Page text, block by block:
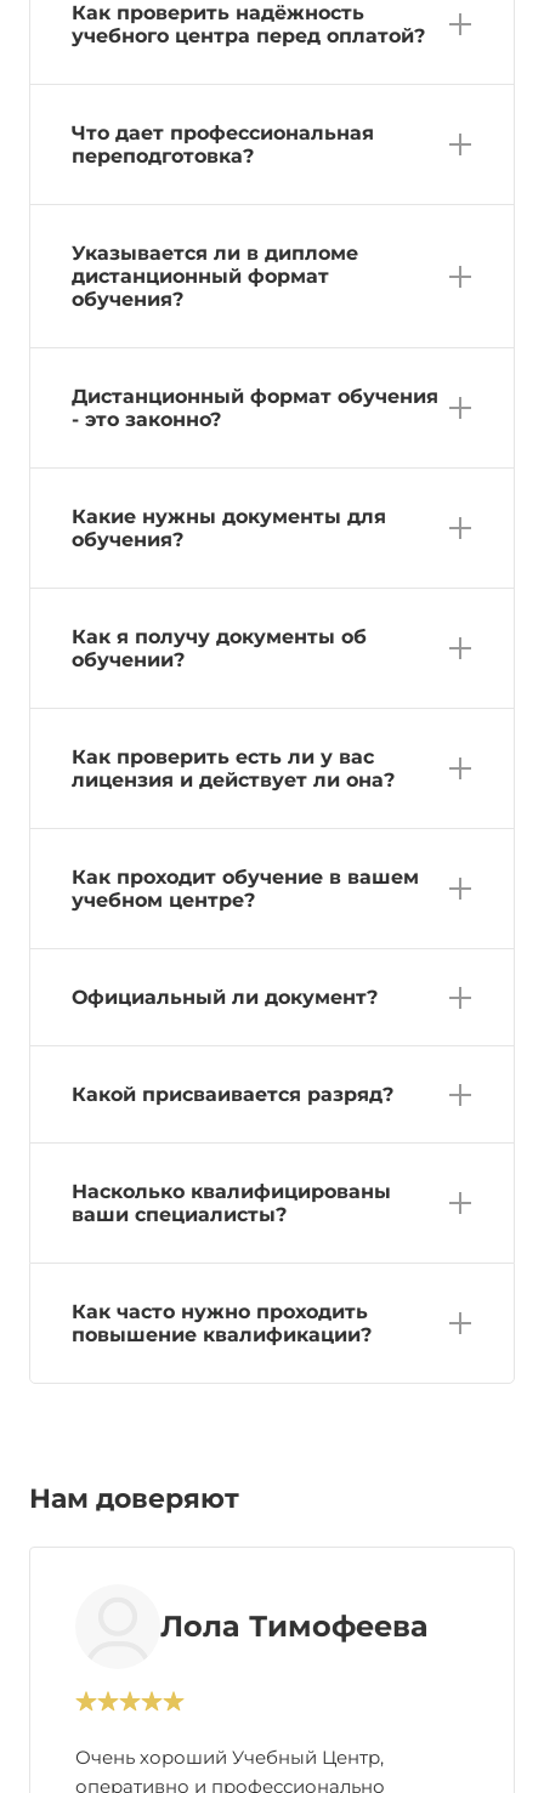
Как проверить надёжность
учебного центра перед оплатой?
Что дает профессиональная
переподготовка?
Указывается ли в дипломе
дистанционный формат
обучения?
Дистанционный формат обучения
- это законно?
Какие нужны документы для
обучения?
Как я получу документы об
обучении?
Как проверить есть ли у вас
лицензия и действует ли она?
Как проходит обучение в вашем
учебном центре?
Официальный ли документ?
Какой присваивается разряд?
Насколько квалифицированы
ваши специалисты?
Как часто нужно проходить
повышение квалификации?
Нам доверяют
Лола Тимофеева
Очень хороший Учебный Центр,
оперативно и профессионально